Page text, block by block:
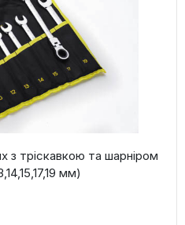
з тріскавкою та шарніром
мм)